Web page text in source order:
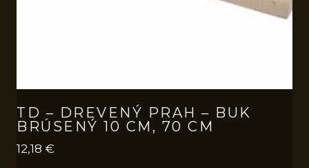
TD – DREVENÝ PRAH – BUK
BRÚSENÝ 10 CM, 70 CM
12,18 €